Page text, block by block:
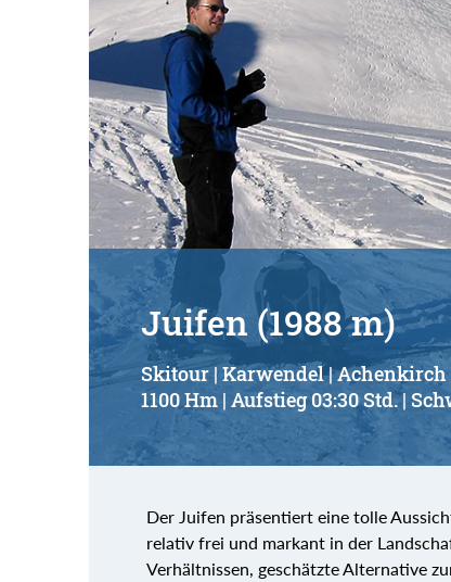
Juifen (1988 m)
Skitour | Karwendel | Achenkirch
1100 Hm | Aufstieg 03:30 Std. |
Der Juifen präsentiert eine tolle
relativ frei und markant in der
Verhältnissen, geschätzte Alternative